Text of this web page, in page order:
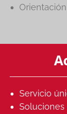
Servicio